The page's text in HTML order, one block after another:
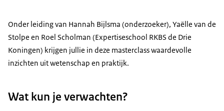
Onder leiding van Hannah Bijlsma (onderzoeker), Yaëlle van de
Stolpe en Roel Scholman (Expertiseschool RKBS de Drie
Koningen) krijgen jullie in deze masterclass waardevolle
inzichten uit wetenschap en praktijk.
Wat kun je verwachten?